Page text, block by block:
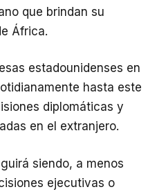
que brindan su
África.
estadounidenses en
hasta este
diplomáticas y
en el extranjero.
siendo, a menos
ejecutivas o